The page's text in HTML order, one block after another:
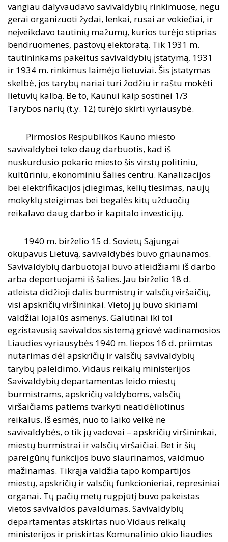
vangiau dalyvaudavo savivaldybių rinkimuose, negu
gerai organizuoti žydai, lenkai, rusai ar vokiečiai, ir
neįveikdavo tautinių mažumų, kurios turėjo stiprias
bendruomenes, pastovų elektoratą. Tik 1931 m.
tautininkams pakeitus savivaldybių įstatymą, 1931
ir 1934 m. rinkimus laimėjo lietuviai. Šis įstatymas
skelbė, jos tarybų nariai turi žodžiu ir raštu mokėti
lietuvių kalbą. Be to, Kaunui kaip sostinei 1/3
Tarybos narių (t.y. 12) turėjo skirti vyriausybė.
Pirmosios Respublikos Kauno miesto
savivaldybei teko daug darbuotis, kad iš
nuskurdusio pokario miesto šis virstų politiniu,
kultūriniu, ekonominiu šalies centru. Kanalizacijos
bei elektrifikacijos įdiegimas, kelių tiesimas, naujų
mokyklų steigimas bei begalės kitų užduočių
reikalavo daug darbo ir kapitalo investicijų.
1940 m. birželio 15 d. Sovietų Sąjungai
okupavus Lietuvą, savivaldybės buvo griaunamos.
Savivaldybių darbuotojai buvo atleidžiami iš darbo
arba deportuojami iš šalies. Jau birželio 18 d.
atleista didžioji dalis burmistrų ir valsčių viršaičių,
visi apskričių viršininkai. Vietoj jų buvo skiriami
valdžiai lojalūs asmenys. Galutinai iki tol
egzistavusią savivaldos sistemą griovė vadinamosios
Liaudies vyriausybės 1940 m. liepos 16 d. priimtas
nutarimas dėl apskričių ir valsčių savivaldybių
tarybų paleidimo. Vidaus reikalų ministerijos
Savivaldybių departamentas leido miestų
burmistrams, apskričių valdyboms, valsčių
viršaičiams patiems tvarkyti neatidėliotinus
reikalus. Iš esmės, nuo to laiko veikė ne
savivaldybės, o tik jų vadovai – apskričių viršininkai,
miestų burmistrai ir valsčių viršaičiai. Bet ir šių
pareigūnų funkcijos buvo siaurinamos, vaidmuo
mažinamas. Tikrąja valdžia tapo kompartijos
miestų, apskričių ir valsčių funkcionieriai, represiniai
organai. Tų pačių metų rugpjūtį buvo pakeistas
vietos savivaldos pavaldumas. Savivaldybių
departamentas atskirtas nuo Vidaus reikalų
ministerijos ir priskirtas Komunalinio ūkio liaudies